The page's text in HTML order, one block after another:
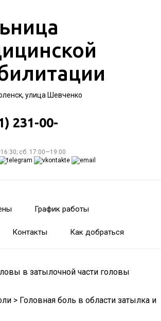
улица Шевченко
231-00-
сб: 17:00—19:00
График работы
Контакты Как добраться
в затылочной части головы
> Головная боль в области затылка и